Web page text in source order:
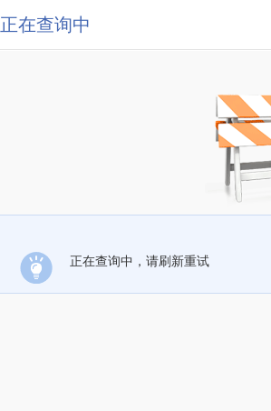
正在查询中
正在查询中，请刷新重试